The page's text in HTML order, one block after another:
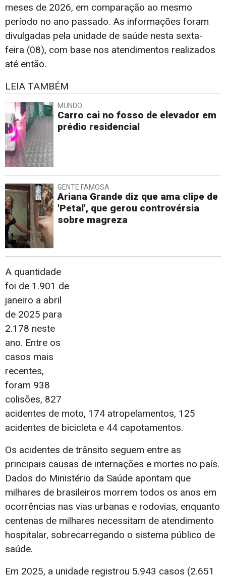
meses de 2026, em comparação ao mesmo
período no ano passado. As informações foram
divulgadas pela unidade de saúde nesta sexta-
feira (08), com base nos atendimentos realizados
até então.
LEIA TAMBÉM
MUNDO
Carro cai no fosso de elevador em
prédio residencial
GENTE FAMOSA
Ariana Grande diz que ama clipe de
'Petal', que gerou controvérsia
sobre magreza
A quantidade
foi de 1.901 de
janeiro a abril
de 2025 para
2.178 neste
ano. Entre os
casos mais
recentes,
foram 938
colisões, 827
acidentes de moto, 174 atropelamentos, 125
acidentes de bicicleta e 44 capotamentos.
Os acidentes de trânsito seguem entre as
principais causas de internações e mortes no país.
Dados do Ministério da Saúde apontam que
milhares de brasileiros morrem todos os anos em
ocorrências nas vias urbanas e rodovias, enquanto
centenas de milhares necessitam de atendimento
hospitalar, sobrecarregando o sistema público de
saúde.
Em 2025, a unidade registrou 5.943 casos (2.651